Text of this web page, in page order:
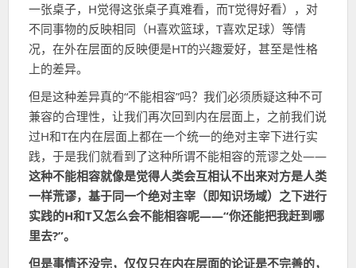
一张桌子，H觉得这张桌子真难看，而T觉得好看），对
不同事物的反映相同（H喜欢篮球，T喜欢足球）等情
况，在外在层面的反映便是HT的兴趣爱好，甚至是性格
上的差异。
但是这种差异真的“不能相容”吗？我们必须质疑这种不可
兼容的合理性，让我们再次回到内在层面上，之前我们说
过H和T在内在层面上都在一个统一的绝对主宰下进行实
践，于是我们就看到了这种所谓不能相容的荒谬之处——
这种不能相容就像是觉得人类会互相认不出来对方是人类
一样荒谬，基于同一个绝对主宰（即知识场域）之下进行
实践的H和T又怎么会不能相容呢——“你还能把我赶到哪
里去?”。
但是事情还没完，仅仅只在内在层面的论证是不完善的，